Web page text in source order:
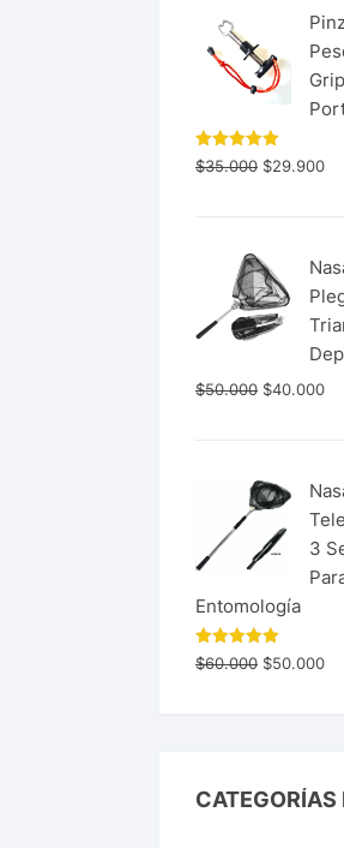
Valorado
con 5.00
$35.000 $29.900
$50.000 $40.000
3
Entomología
Valorado
con 5.00
$60.000 $50.000
CATEGORÍAS